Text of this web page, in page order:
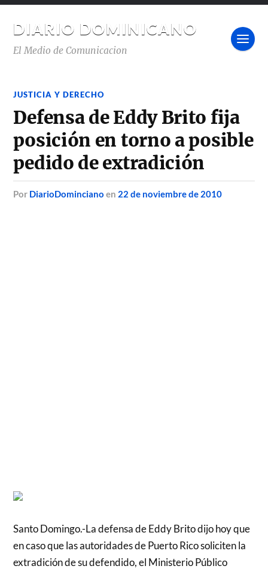
DIARIO DOMINICANO
El Medio de Comunicacion
JUSTICIA Y DERECHO
Defensa de Eddy Brito fija
posición en torno a posible
pedido de extradición
por DiarioDominciano en 22 de noviembre de 2010
Santo Domingo.-La defensa de Eddy Brito dijo hoy que
en caso que las autoridades de Puerto Rico soliciten la
extradición de su defendido, el Ministerio Público